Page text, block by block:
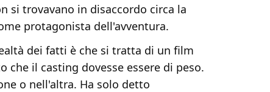
si trovavano in disaccordo circa la
protagonista dell'avventura.
dei fatti è che si tratta di un film
che il casting dovesse essere di peso.
o nell'altra. Ha solo detto